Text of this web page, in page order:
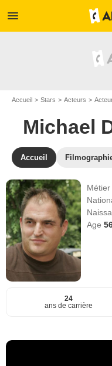
menu
Accueil Stars Acteurs
Michael
Accueil
Age
24
ans de carrière